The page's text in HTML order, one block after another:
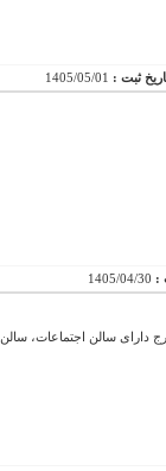
ثبت : 1405/05/01
:
1405/04/30
باشد. برج دارای سالن اجتماعات، سالن